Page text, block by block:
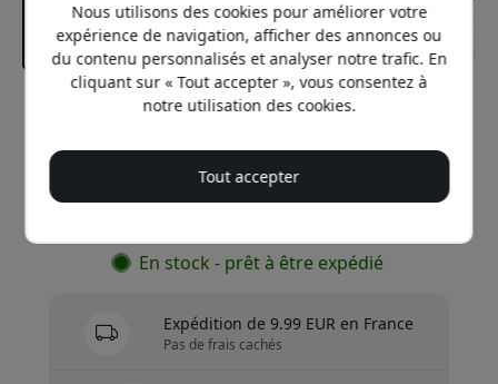
Prix conseillé
12.99 EUR
Achetez maintenant
En stock - prêt à être expédié
Expédition de 9.99 EUR en France
Pas de frais cachés
Nous utilisons des cookies pour améliorer votre
expérience de navigation, afficher des annonces ou
du contenu personnalisés et analyser notre trafic. En
cliquant sur « Tout accepter », vous consentez à
notre utilisation des cookies.
Tout accepter